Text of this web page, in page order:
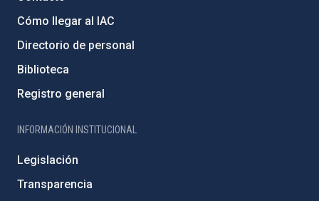
Cómo llegar al IAC
Directorio de personal
Biblioteca
Registro general
INFORMACIÓN INSTITUCIONAL
Legislación
Transparencia